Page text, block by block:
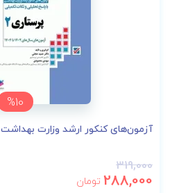
%10
آزمون‌های کنکور ارشد وزارت بهداشت MSE پرستاری دکتر...
319,000
288,000 تومان